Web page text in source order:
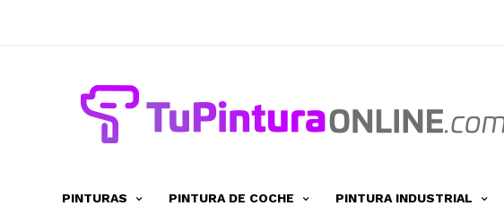
PINTURAS PINTURA DE COCHE PINTURA INDUSTRIAL